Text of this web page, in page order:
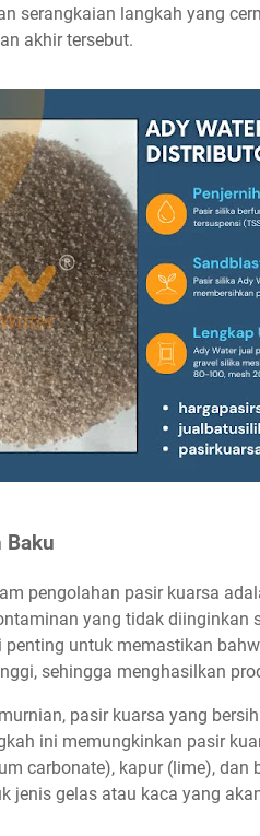
serangkaian langkah yang
akhir tersebut.
Baku
pengolahan pasir kuarsa
yang tidak diinginkan
penting untuk memastikan
sehingga menghasilkan
pasir kuarsa yang
ini memungkinkan pasir
carbonate), kapur (lime),
jenis gelas atau kaca yang